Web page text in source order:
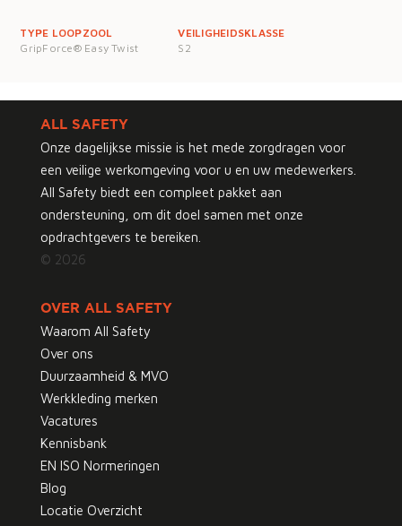
TYPE LOOPZOOL
GripForce® Easy Twist
VEILIGHEIDSKLASSE
S2
ALL SAFETY
Onze dagelijkse missie is het mede zorgdragen voor
een veilige werkomgeving voor u en uw medewerkers.
All Safety biedt een compleet pakket aan
ondersteuning, om dit doel samen met onze
opdrachtgevers te bereiken.
© 2026
OVER ALL SAFETY
Waarom All Safety
Over ons
Duurzaamheid & MVO
Werkkleding merken
Vacatures
Kennisbank
EN ISO Normeringen
Blog
Locatie Overzicht